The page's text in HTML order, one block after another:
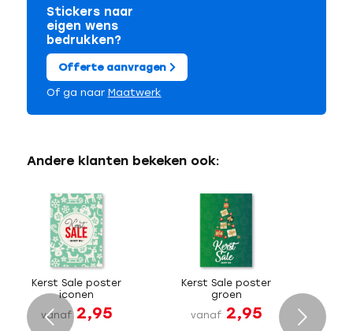
Stickers naar
eigen wens
bedrukken?
Offerte aanvragen
Of ga naar Maatwerk
Andere klanten bekeken ook:
Kerst Sale poster
iconen
vanaf 2,95
Kerst Sale poster
groen
vanaf 2,95
Volgende